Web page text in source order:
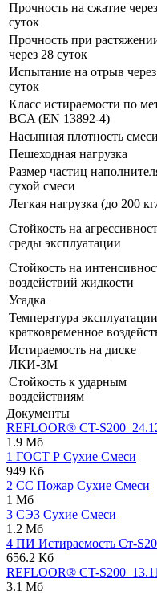
Прочность на сжатие
суток
Прочность при
через 28 суток
Испытание на отрыв
суток
Класс истираемости по
BCA (EN 13892-4)
Насыпная плотность смеси
Пешеходная нагрузка
Размер частиц
сухой смеси
Легкая нагрузка (до 200
Стойкость на
среды эксплуатации
Стойкость на
воздействий жидкости
Усадка
Температура эксплуатации
кратковременное
Истираемость на диске
ЛКИ-3М
Стойкость к ударным
воздействиям
Документы
REFLOOR® CT-
1.9 Мб
1 ГОСТ Р Сухие Смеси
949 Кб
2 СС Пожар Сухие Смеси
1 Мб
3 СЭЗ Сухие Смеси
1.2 Мб
4 ПИ Истираемость Ст-
656.2 Кб
REFLOOR® CT-
3.1 Мб